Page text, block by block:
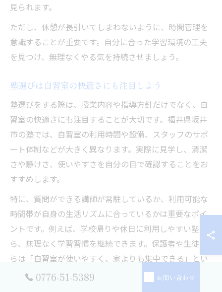
見られます。
ただし、休憩が長引いてしまわないように、時間管理を
意識することが重要です。自分に合った学習環境の工夫
を見つけ、無理なくやる気を持続させましょう。
塾選びは自習室の快適さにも注目しよう
塾選びをする際は、授業内容や指導方針だけでなく、自
習室の快適さにも注目することが大切です。福井県坂井
市の塾では、自習室の利用時間や設備、スタッフのサポ
ート体制などが大きく異なります。実際に見学し、清潔
さや静けさ、使いやすさを自分の目で確認することをお
すすめします。
特に、質問ができる講師が常駐しているか、利用可能な
時間帯が自身の生活リズムに合っているかは重要なポイ
ントです。例えば、学校帰りや休日に利用しやすい塾な
ら、無理なく学習習慣を継続できます。保護者や生徒か
らは「自習室が使いやすく、家よりも集中できる」とい
った声も寄せられています。
0776-51-5389 お問い合わせ